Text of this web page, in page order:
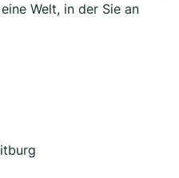
Welt, in der Sie an